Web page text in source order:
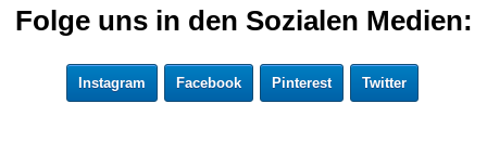
Folge uns in den Sozialen Medien:
Instagram Facebook Pinterest Twitter